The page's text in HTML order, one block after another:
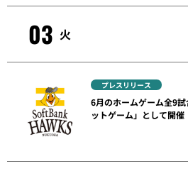
03 火
プレスリリース
6月のホームゲーム全9
ットゲーム」として開催